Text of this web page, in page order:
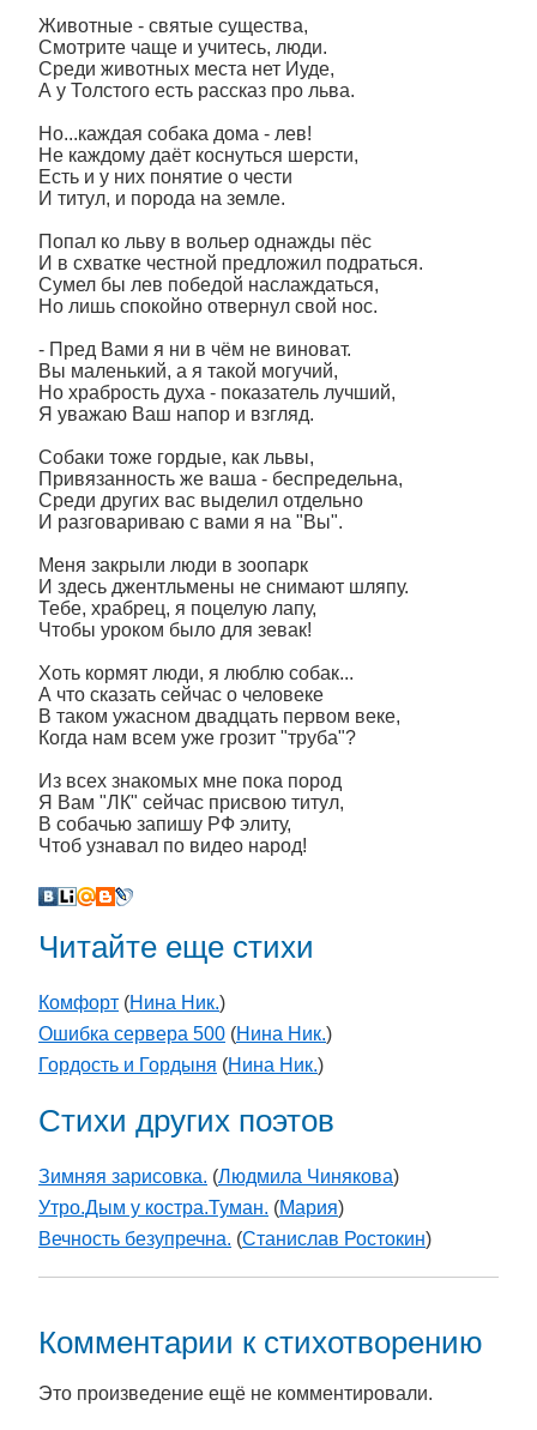
Животные - святые существа,
Смотрите чаще и учитесь, люди.
Среди животных места нет Иуде,
А у Толстого есть рассказ про льва.
Но...каждая собака дома - лев!
Не каждому даёт коснуться шерсти,
Есть и у них понятие о чести
И титул, и порода на земле.
Попал ко льву в вольер однажды пёс
И в схватке честной предложил подраться.
Сумел бы лев победой наслаждаться,
Но лишь спокойно отвернул свой нос.
- Пред Вами я ни в чём не виноват.
Вы маленький, а я такой могучий,
Но храбрость духа - показатель лучший,
Я уважаю Ваш напор и взгляд.
Собаки тоже гордые, как львы,
Привязанность же ваша - беспредельна,
Среди других вас выделил отдельно
И разговариваю с вами я на "Вы".
Меня закрыли люди в зоопарк
И здесь джентльмены не снимают шляпу.
Тебе, храбрец, я поцелую лапу,
Чтобы уроком было для зевак!
Хоть кормят люди, я люблю собак...
А что сказать сейчас о человеке
В таком ужасном двадцать первом веке,
Когда нам всем уже грозит "труба"?
Из всех знакомых мне пока пород
Я Вам "ЛК" сейчас присвою титул,
В собачью запишу РФ элиту,
Чтоб узнавал по видео народ!
Читайте еще стихи
Комфорт (Нина Ник.)
Ошибка сервера 500 (Нина Ник.)
Гордость и Гордыня (Нина Ник.)
Стихи других поэтов
Зимняя зарисовка. (Людмила Чинякова)
Утро.Дым у костра.Туман. (Мария)
Вечность безупречна. (Станислав Ростокин)
Комментарии к стихотворению
Это произведение ещё не комментировали.